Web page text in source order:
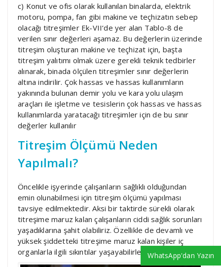
c) Konut ve ofis olarak kullanılan binalarda, elektrik
motoru, pompa, fan gibi makine ve teçhizatın sebep
olacağı titreşimler Ek-VII‘de yer alan Tablo-8 de
verilen sınır değerleri aşamaz. Bu değerlerin üzerinde
titreşim oluşturan makine ve teçhizat için, başta
titreşim yalıtımı olmak üzere gerekli teknik tedbirler
alınarak, binada ölçülen titreşimler sınır değerlerin
altına indirilir. Çok hassas ve hassas kullanımların
yakınında bulunan demir yolu ve kara yolu ulaşım
araçları ile işletme ve tesislerin çok hassas ve hassas
kullanımlarda yaratacağı titreşimler için de bu sınır
değerler kullanılır
Titreşim Ölçümü Neden
Yapılmalı?
Öncelikle işyerinde çalışanların sağlıklı olduğundan
emin olunabilmesi için titreşim ölçümü yapılması
tavsiye edilmektedir. Aksi bir taktirde sürekli olarak
titreşime maruz kalan çalışanların ciddi sağlık sorunları
yaşadıklarına şahit olabiliriz. Özellikle de devamlı ve
yüksek şiddetteki titreşime maruz kalan kişiler iç
organlarla ilgili sıkıntılar yaşayabilirler.
WhatsApp'dan Yazın